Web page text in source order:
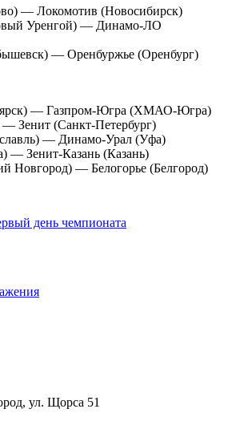
— Локомотив (Новосибирск)
Уренгой) — Динамо-ЛО
— Оренбуржье (Оренбург)
— Газпром-Югра (ХМАО-Югра)
Зенит (Санкт-Петербург)
— Динамо-Урал (Уфа)
— Зенит-Казань (Казань)
Новгород) — Белогорье (Белгород)
день чемпионата
ул. Щорса 51